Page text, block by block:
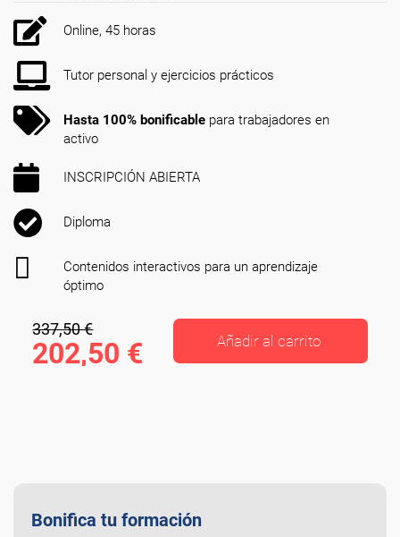
Online, 45 horas
Tutor personal y ejercicios prácticos
Hasta 100% bonificable para trabajadores en
activo
INSCRIPCIÓN ABIERTA
Diploma
Contenidos interactivos para un aprendizaje
óptimo
337,50 €
202,50 € Añadir al carrito
Bonifica tu formación